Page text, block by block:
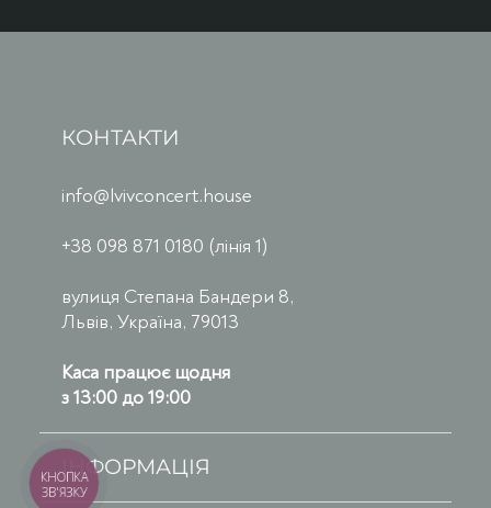
КОНТАКТИ
info@lvivconcert.house
+38 098 871 0180 (лінія 1)
вулиця Степана Бандери 8,
Львів, Україна, 79013
Каса працює щодня
з 13:00 до 19:00
ІНФОРМАЦІЯ
КНОПКА
ЗВ'ЯЗКУ